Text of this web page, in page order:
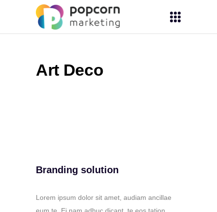
Art Deco
Branding solution
Lorem ipsum dolor sit amet, audiam ancillae